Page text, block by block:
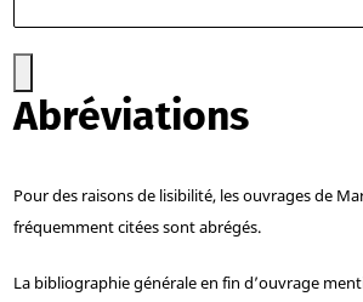
Abréviations
Pour des raisons de lisibilité, les ouvrages de
fréquemment citées sont abrégés.
La bibliographie générale en fin d’ouvrage